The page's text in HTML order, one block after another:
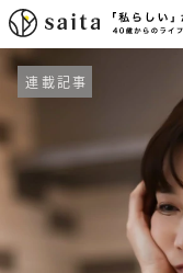
連載記事